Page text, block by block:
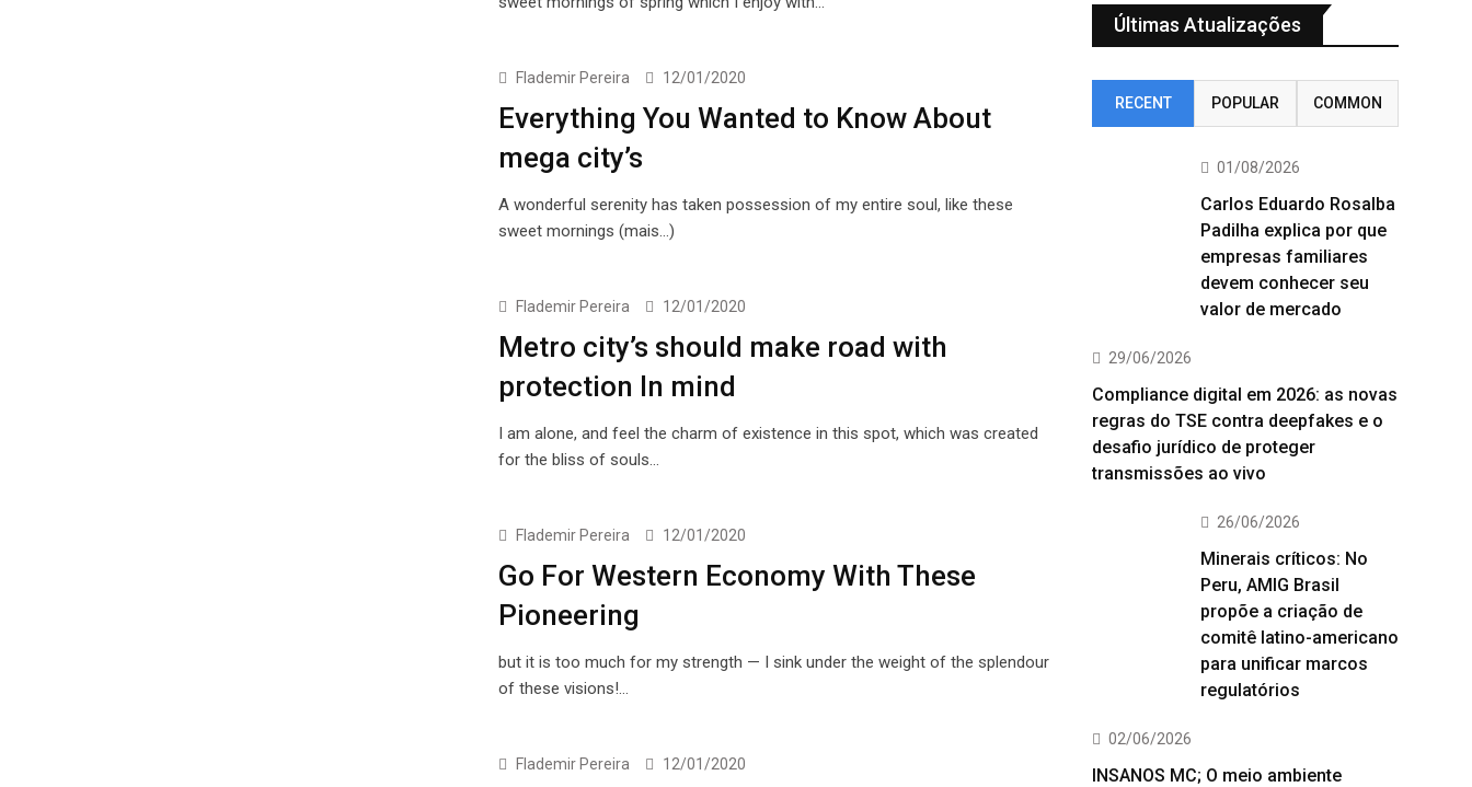
Flademir Pereira 12/01/2020
Everything You Wanted to Know About
mega city’s
A wonderful serenity has taken possession of my entire soul, like these
sweet mornings (mais…)
Flademir Pereira 12/01/2020
Metro city’s should make road with
protection In mind
I am alone, and feel the charm of existence in this spot, which was created
for the bliss of souls…
Flademir Pereira 12/01/2020
Go For Western Economy With These
Pioneering
but it is too much for my strength — I sink under the weight of the splendour
of these visions!…
Flademir Pereira 12/01/2020
Últimas Atualizações
RECENT POPULAR COMMON
01/08/2026
Carlos Eduardo Rosalba
Padilha explica por que
empresas familiares
devem conhecer seu
valor de mercado
29/06/2026
Compliance digital em 2026: as novas
regras do TSE contra deepfakes e o
desafio jurídico de proteger
transmissões ao vivo
26/06/2026
Minerais críticos: No
Peru, AMIG Brasil
propõe a criação de
comitê latino-americano
para unificar marcos
regulatórios
02/06/2026
INSANOS MC; O meio ambiente